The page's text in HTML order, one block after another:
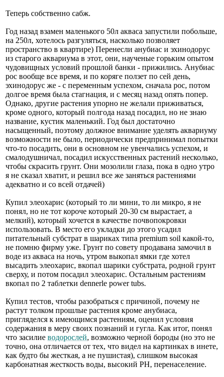
Теперь собственно сабж.
Год назад взамен маленького 50л акваса запустили побольше,
на 250л, хотелось разгуляться, насколько позволяет
пространство в квартире) Перенесли анубиас и эхинодорус
из старого аквариума в этот, они, наученые горьким опытом
чудовищных условий прошлой банки - прижились. Анубиас
рос вообще все время, и по коряге ползет по сей день,
эхинодорус же - с переменным успехом, сначала рос, потом
долгое время была стагнация, и с месяц назад опять попер.
Однако, другие растения упорно не желали приживаться,
кроме одного, который полгода назад посадил, но не знаю
название, кустик маленький. Год был достаточно
насыщенный, поэтому должное внимание уделять аквариуму
возможности не было, периодически предпринимал попытки
что-то посадить, они в основном не увенчались успехом, и
смалодушничал, посадил искусственных растений несколько,
чтобы скрасить грунт. Они мозолили глаза, пока в одно утро
я не сказал хватит, и решил все же заняться растениями
адекватно и со всей отдачей)
Купил элеохарис (который то ли мини, то ли микро, я не
понял, но не тот короче который 20-30 см вырастает, а
мелкий), который хочется в качестве почвопокровки
использовать. В место его укладки до этого усадил
питательный субстрат в шариках типа premium soil какой-то,
не помню фирму уже. Грунт по совету продавана замочил в
воде из акваса на ночь, утром выкопал ямки где хотел
высадить элеохарис, вкопал шарики субстрата, родной грунт
сверху, и потом посадил элеохарис. Остальным растениям
вкопал по 2 таблетки dennerle power tubs.
Купил тестов, чтобы разобраться с причиной, почему не
растут толком прошлые растения кроме анубиаса,
пригляделся к имеющимся растениям, оценил условия
содержания в меру своих познаний и гугла. Как итог, понял
что засилие водорослей, возможно черной бороды (но это не
точно, она отличается от тех, что видел на картинках в инете,
как будто бы жесткая, а не пушистая), слишком высокая
карбонатная жесткость воды, высокий PH, перенаселение.